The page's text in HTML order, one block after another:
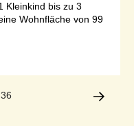
Kleinkind bis zu 3
Wohnfläche von 99